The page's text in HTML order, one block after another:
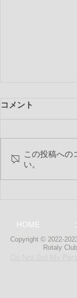
第2507回 6月
コメント
この投稿への
い。
HOME
Copyright © 2022-
Rotaly Club of